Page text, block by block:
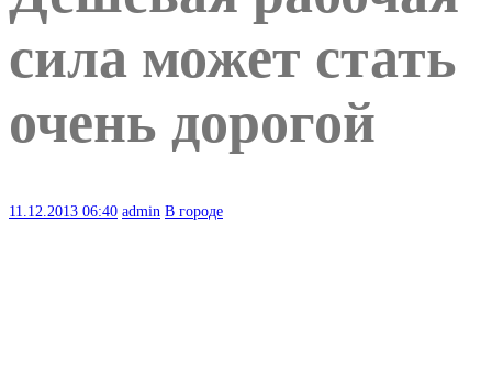
сила может стать
очень дорогой
11.12.2013 06:40 admin В городе